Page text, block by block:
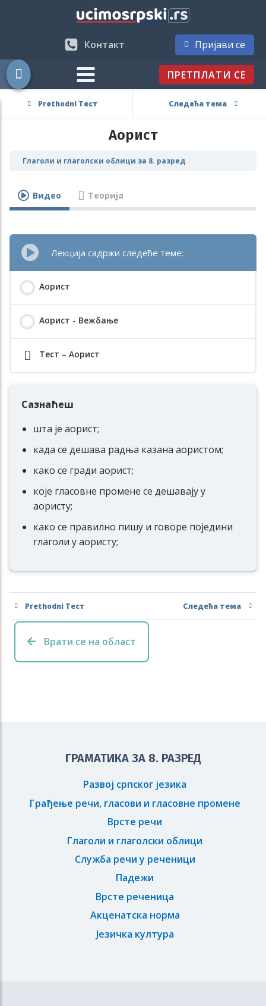
Контакт Пријави се
ПРЕТПЛАТИ СЕ
Prethodni Тест Следећа тема
Аорист
Глаголи и глаголски облици за 8. разред
Видео Теорија
Лекција садржи следеће теме:
Аорист
Аорист - Вежбање
Тест – Аорист
Сазнаћеш
шта је аорист;
када се дешава радња казана аористом;
како се гради аорист;
које гласовне промене се дешавају у
аористу;
како се правилно пишу и говоре поједини
глаголи у аористу;
Prethodni Тест Следећа тема
Врати се на област
ГРАМАТИКА ЗА 8. РАЗРЕД
Развој српског језика
Грађење речи, гласови и гласовне промене
Врсте речи
Глаголи и глаголски облици
Служба речи у реченици
Падежи
Врсте реченица
Акценатска норма
Језичка култура